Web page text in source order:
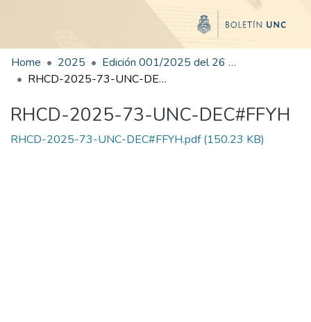
Home 2025
Edición 001/2025 del 26 de mayo de 2025
RHCD-2025-73-UNC-DEC#FFYH
RHCD-2025-73-UNC-DEC#FFYH
RHCD-2025-73-UNC-DEC#FFYH.pdf(150.23 KB)